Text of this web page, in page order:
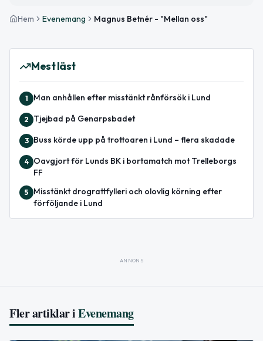
Hem Evenemang Magnus Betnér - "Mellan oss"
Mest läst
1 Man anhållen efter misstänkt rånförsök i Lund
2 Tjejbad på Genarpsbadet
3 Buss körde upp på trottoaren i Lund – flera skadade
4
Oavgjort för Lunds BK i bortamatch mot Trelleborgs
FF
5
Misstänkt drograttfylleri och olovlig körning efter
förföljande i Lund
ANNONS
Fler artiklar iEvenemang